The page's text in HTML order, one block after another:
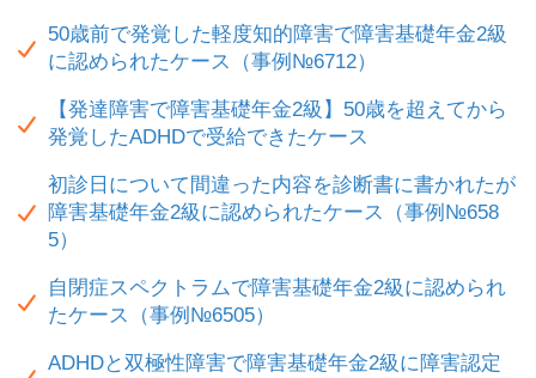
50歳前で発覚した軽度知的障害で障害基礎年金2級
に認められたケース（事例№6712）
【発達障害で障害基礎年金2級】50歳を超えてから
発覚したADHDで受給できたケース
初診日について間違った内容を診断書に書かれたが
障害基礎年金2級に認められたケース（事例№658
5）
自閉症スペクトラムで障害基礎年金2級に認められ
たケース（事例№6505）
ADHDと双極性障害で障害基礎年金2級に障害認定